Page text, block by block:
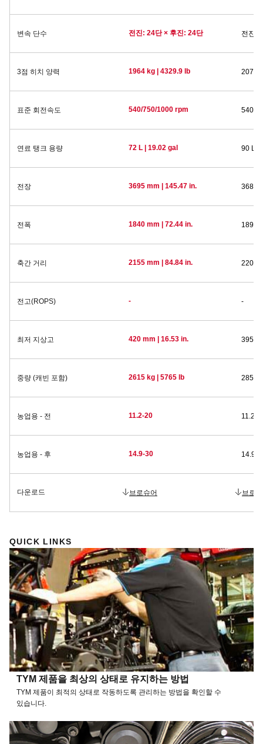
변속 단수 전진: 24단 × 후진: 24단 전진:
3점 히치 양력 1964 kg | 4329.9 lb 2078
표준 회전속도 540/750/1000 rpm 540/
연료 탱크 용량 72 L | 19.02 gal 90 L |
전장 3695 mm | 145.47 in. 3685
전폭 1840 mm | 72.44 in. 1895
축간 거리 2155 mm | 84.84 in. 2200
전고(ROPS) - -
최저 지상고 420 mm | 16.53 in. 395
중량 (캐빈 포함) 2615 kg | 5765 lb 2855
농업용 - 전 11.2-20 11.2-
농업용 - 후 14.9-30 14.9-
다운로드 브로슈어 브로
QUICK LINKS
TYM 제품을 최상의 상태로 유지하는 방법
TYM 제품이 최적의 상태로 작동하도록 관리하는 방법을 확인할 수
있습니다.